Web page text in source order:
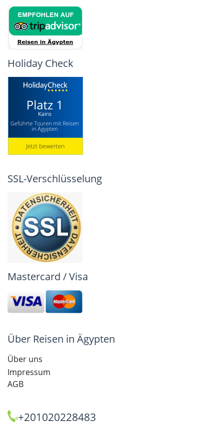
Holiday Check
SSL-Verschlüsselung
Mastercard / Visa
Über Reisen in Ägypten
Über uns
Impressum
AGB
+201020228483